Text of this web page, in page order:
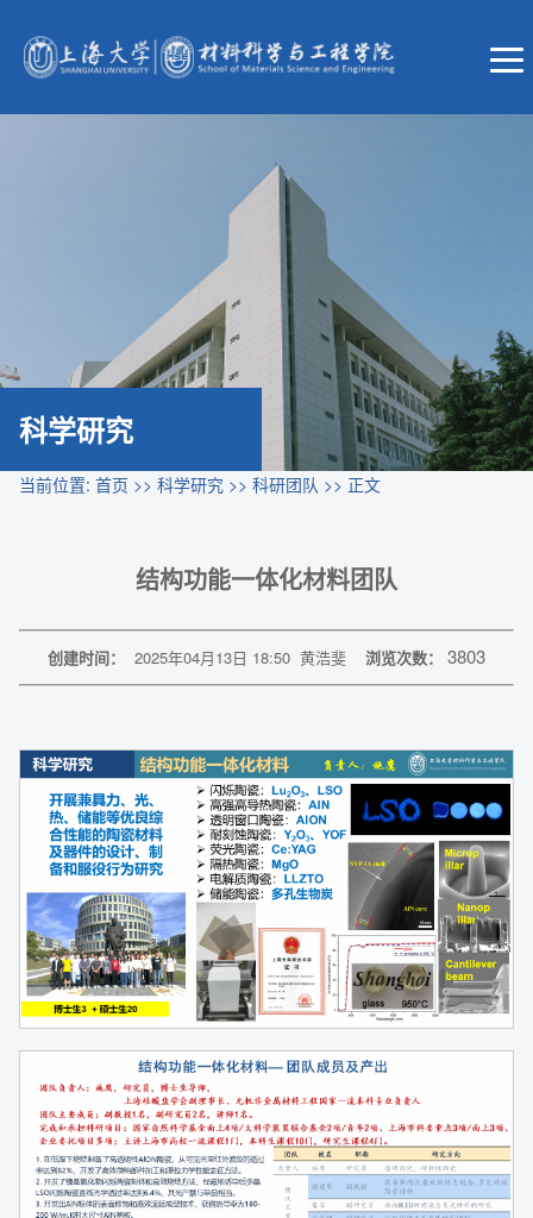
科学研究
当前位置: 首页 >> 科学研究 >> 科研团队 >> 正文
结构功能一体化材料团队
创建时间： 2025年04月13日 18:50 黄浩斐 浏览次数： 3803